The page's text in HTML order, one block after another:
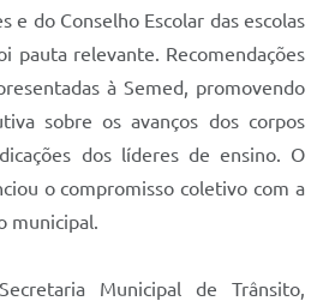
e do Conselho Escolar das escolas
pauta relevante. Recomendações
à Semed, promovendo
sobre os avanços dos corpos
dos líderes de ensino. O
o compromisso coletivo com a
municipal.
Municipal de Trânsito,